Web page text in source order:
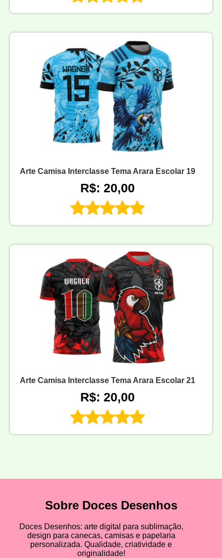
Arte Camisa Interclasse Tema Arara Escolar 19
R$: 20,00
Arte Camisa Interclasse Tema Arara Escolar 21
R$: 20,00
Sobre Doces Desenhos
Doces Desenhos: arte digital para sublimação,
design para canecas, camisas e papelaria
personalizada. Qualidade, criatividade e
originalidade!